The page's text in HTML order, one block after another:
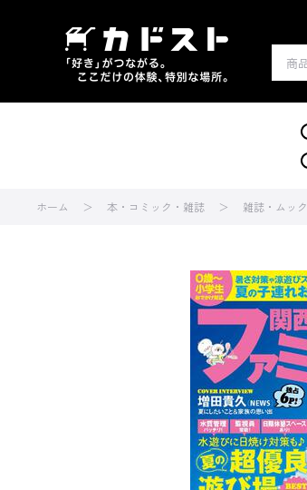
ホーム 本・コミック・雑誌 雑誌・ムック